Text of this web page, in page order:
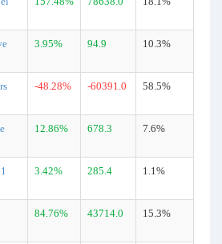
3.95% 94.9 10.3%
-48.28% -60391.0 58.5%
12.86% 678.3 7.6%
3.42% 285.4 1.1%
84.76% 43714.0 15.3%